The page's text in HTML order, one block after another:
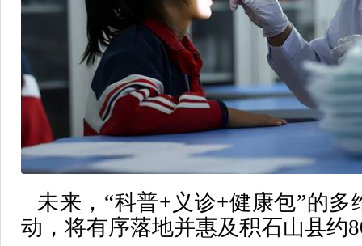
未来，“科普+义诊+健康包”的多
动，将有序落地并惠及积石山县约